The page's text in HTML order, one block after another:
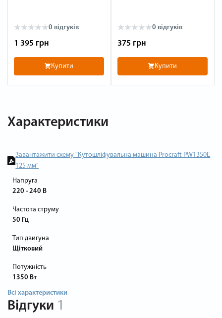
0 відгуків
1 395 грн
Купити
0 відгуків
375 грн
Купити
Характеристики
Завантажити схему "Кутошліфувальна машина Procraft PW1350E
125 мм"
Напруга
220 - 240 В
Частота струму
50 Гц
Тип двигуна
Щітковий
Потужність
1350 Вт
Всі характеристики
Відгуки 1